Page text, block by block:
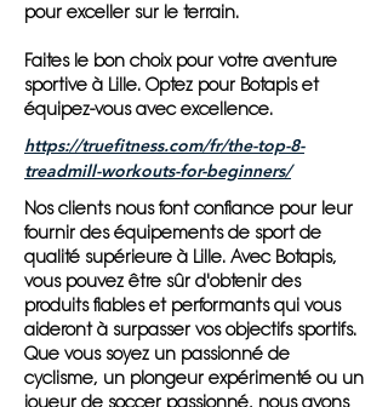
pour exceller sur le terrain.
Faites le bon choix pour votre aventure
sportive à Lille. Optez pour Botapis et
équipez-vous avec excellence.
https://truefitness.com/fr/the-top-8-
treadmill-workouts-for-beginners/
Nos clients nous font confiance pour leur
fournir des équipements de sport de
qualité supérieure à Lille. Avec Botapis,
vous pouvez être sûr d'obtenir des
produits fiables et performants qui vous
aideront à surpasser vos objectifs sportifs.
Que vous soyez un passionné de
cyclisme, un plongeur expérimenté ou un
joueur de soccer passionné, nous avons